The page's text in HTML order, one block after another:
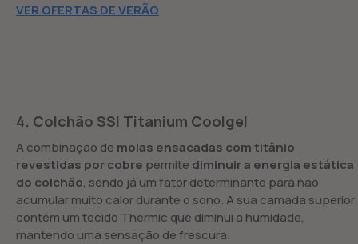
VER OFERTAS DE VERÃO
4. Colchão SSI Titanium Coolgel
A combinação de molas ensacadas com titânio
revestidas por cobre permite diminuir a energia estática
do colchão, sendo já um fator determinante para não
acumular muito calor durante o sono. A sua camada superior
contém um tecido Thermic que diminui a humidade,
mantendo uma sensação de frescura.